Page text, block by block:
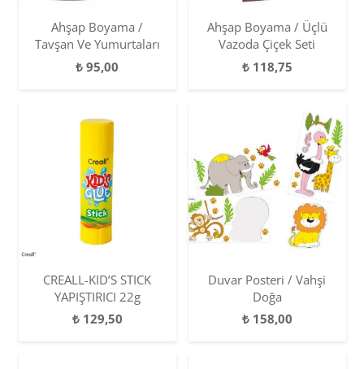
Ahşap Boyama /
Tavşan Ve Yumurtaları
₺ 95,00
Ahşap Boyama / Üçlü
Vazoda Çiçek Seti
₺118,75
CREALL-KID’S STICK
YAPIŞTIRICI 22g
₺129,50
Duvar Posteri / Vahşi
Doğa
₺158,00